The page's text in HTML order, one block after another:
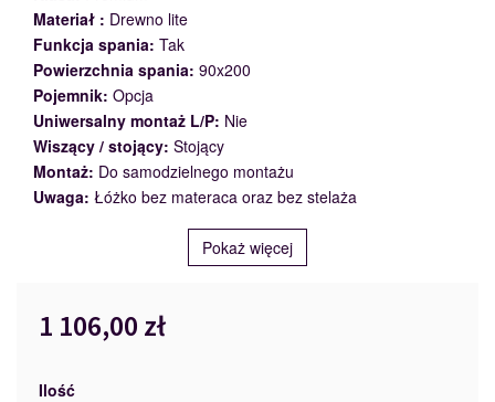
Materiał : Drewno lite
Funkcja spania: Tak
Powierzchnia spania: 90x200
Pojemnik: Opcja
Uniwersalny montaż L/P: Nie
Wiszący / stojący: Stojący
Montaż: Do samodzielnego montażu
Uwaga: Łóżko bez materaca oraz bez stelaża
Pokaż więcej
1 106,00 zł
Ilość